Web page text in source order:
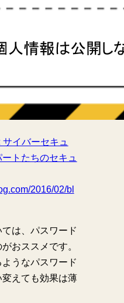
サイバーセキュ
トたちのセキュ
2016/02/bl
ては、パスワード
おススメです。
うなパスワード
えても効果は薄